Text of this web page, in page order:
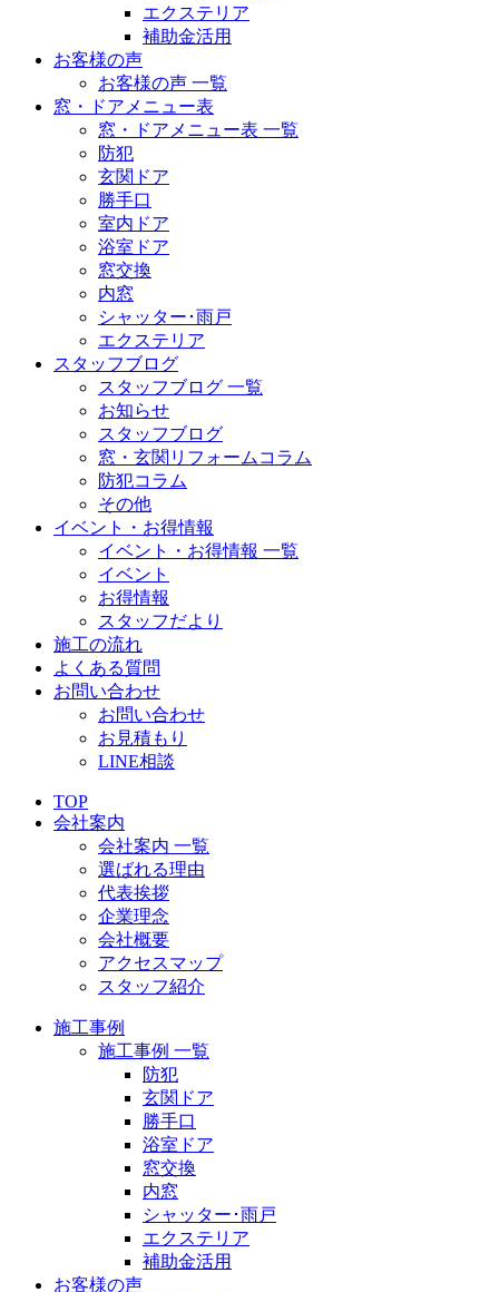
エクステリア
補助金活用
お客様の声
お客様の声 一覧
窓・ドアメニュー表
窓・ドアメニュー表 一覧
防犯
玄関ドア
勝手口
室内ドア
浴室ドア
窓交換
内窓
シャッター･雨戸
エクステリア
スタッフブログ
スタッフブログ 一覧
お知らせ
スタッフブログ
窓・玄関リフォームコラム
防犯コラム
その他
イベント・お得情報
イベント・お得情報 一覧
イベント
お得情報
スタッフだより
施工の流れ
よくある質問
お問い合わせ
お問い合わせ
お見積もり
LINE相談
TOP
会社案内
会社案内 一覧
選ばれる理由
代表挨拶
企業理念
会社概要
アクセスマップ
スタッフ紹介
施工事例
施工事例 一覧
防犯
玄関ドア
勝手口
浴室ドア
窓交換
内窓
シャッター･雨戸
エクステリア
補助金活用
お客様の声